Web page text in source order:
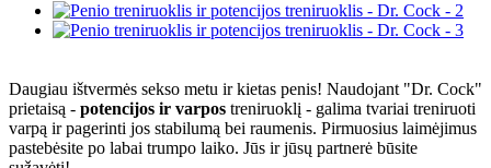
Daugiau ištvermės sekso metu ir kietas penis! Naudojant "Dr. Cock"
prietaisą - potencijos ir varpos treniruoklį - galima tvariai treniruoti
varpą ir pagerinti jos stabilumą bei raumenis. Pirmuosius laimėjimus
pastebėsite po labai trumpo laiko. Jūs ir jūsų partnerė būsite